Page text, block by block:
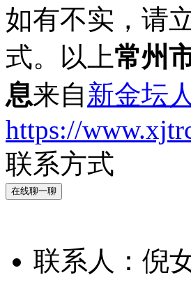
如有不实，请
式。以上常州
息来自新金坛
https://
联系方式
在线聊一聊
联系人： 倪